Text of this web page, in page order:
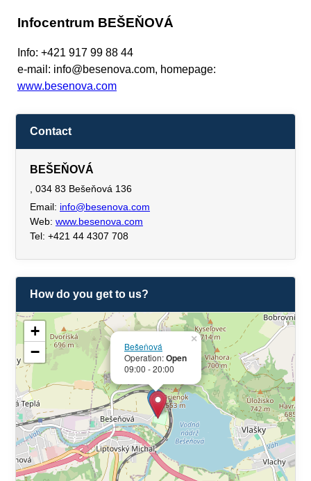
Infocentrum BEŠEŇOVÁ
Info: +421 917 99 88 44
e-mail: info@besenova.com, homepage:
www.besenova.com
Contact
BEŠEŇOVÁ
, 034 83 Bešeňová 136
Email: info@besenova.com
Web: www.besenova.com
Tel: +421 44 4307 708
How do you get to us?
Bešeňová
Operation:Open
09:00 - 20:00
×
+
−